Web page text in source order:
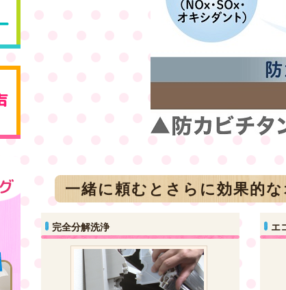
一緒に頼むとさらに効果的
完全分解洗浄 エ